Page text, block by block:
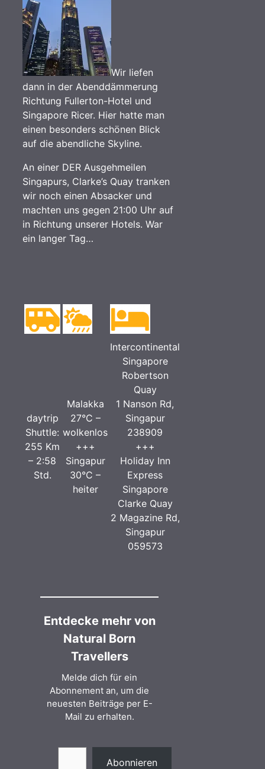
Wir liefen
dann in der Abenddämmerung
Richtung Fullerton-Hotel und
Singapore Ricer. Hier hatte man
einen besonders schönen Blick
auf die abendliche Skyline.
An einer DER Ausgehmeilen
Singapurs, Clarke’s Quay tranken
wir noch einen Absacker und
machten uns gegen 21:00 Uhr auf
in Richtung unserer Hotels. War
ein langer Tag…
daytrip
Shuttle:
255 Km
– 2:58
Std.
Malakka
27°C –
wolkenlos
+++
Singapur
30°C –
heiter
Intercontinental
Singapore
Robertson
Quay
1 Nanson Rd,
Singapur
238909
+++
Holiday Inn
Express
Singapore
Clarke Quay
2 Magazine Rd,
Singapur
059573
Entdecke mehr von
Natural Born
Travellers
Melde dich für ein
Abonnement an, um die
neuesten Beiträge per E-
Mail zu erhalten.
Gib deine E-Mail-Adresse ein ...
Abonnieren